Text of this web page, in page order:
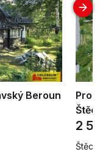
Beroun
2